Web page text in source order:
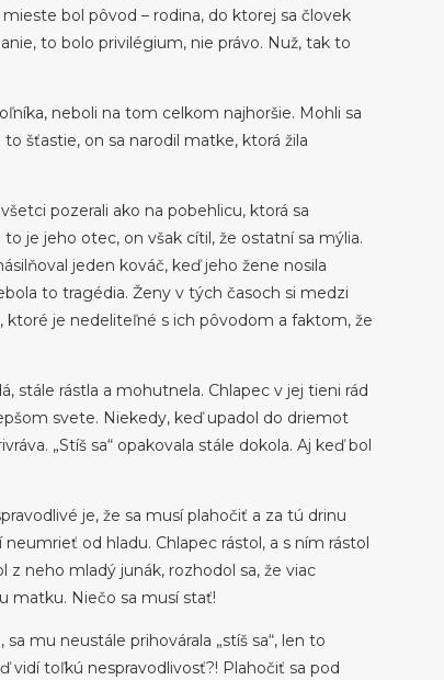
bol pôvod – rodina, do ktorej sa človek
to bolo privilégium, nie právo. Nuž, tak to
neboli na tom celkom najhoršie. Mohli sa
šťastie, on sa narodil matke, ktorá žila
pozerali ako na pobehlicu, ktorá sa
je jeho otec, on však cítil, že ostatní sa mýlia.
jeden kováč, keď jeho žene nosila
to tragédia. Ženy v tých časoch si medzi
je nedeliteľné s ich pôvodom a faktom, že
stále rástla a mohutnela. Chlapec v jej tieni rád
svete. Niekedy, keď upadol do driemot
„Stíš sa“ opakovala stále dokola. Aj keď bol
je, že sa musí plahočiť a za tú drinu
od hladu. Chlapec rástol, a s ním rástol
z neho mladý junák, rozhodol sa, že viac
matku. Niečo sa musí stať!
mu neustále prihovárala „stíš sa“, len to
vidí toľkú nespravodlivosť?! Plahočiť sa pod